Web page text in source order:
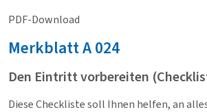
PDF-Download
MerkblattA 024
Den Eintritt vorbereiten
Diese Checkliste soll Ihnen helfen, an